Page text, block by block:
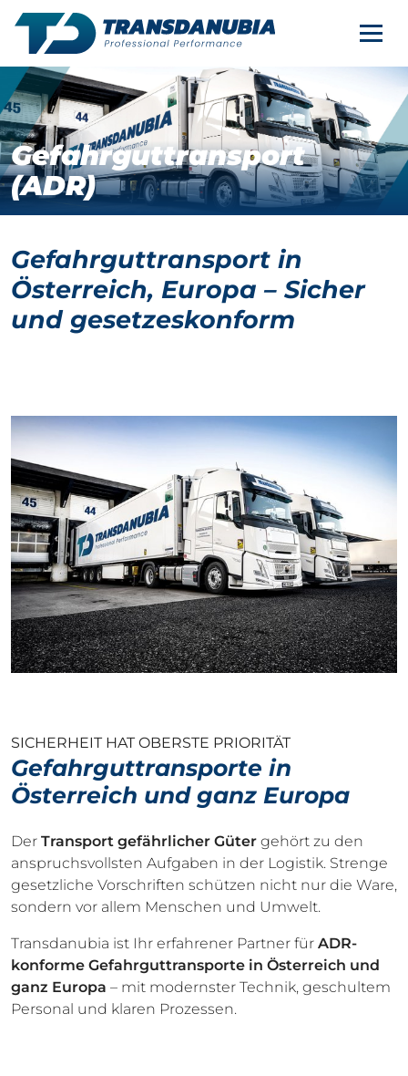
SERVICES
UNTERNEHMEN
Gefahrguttransport
(ADR)
Gefahrguttransport in
Österreich, Europa – Sicher
und gesetzeskonform
SICHERHEIT HAT OBERSTE PRIORITÄT
Gefahrguttransporte in
Österreich und ganz Europa
Der Transport gefährlicher Güter gehört zu den
anspruchsvollsten Aufgaben in der Logistik. Strenge
gesetzliche Vorschriften schützen nicht nur die Ware,
sondern vor allem Menschen und Umwelt.
Transdanubia ist Ihr erfahrener Partner für ADR-
konforme Gefahrguttransporte in Österreich und
ganz Europa – mit modernster Technik, geschultem
Personal und klaren Prozessen.